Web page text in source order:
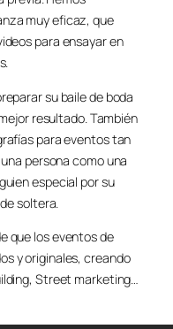
muy eficaz, que
para ensayar en
su baile de boda
resultado. También
para eventos tan
persona como una
especial por su
soltera.
que los eventos de
y originales, creando
Street marketing…